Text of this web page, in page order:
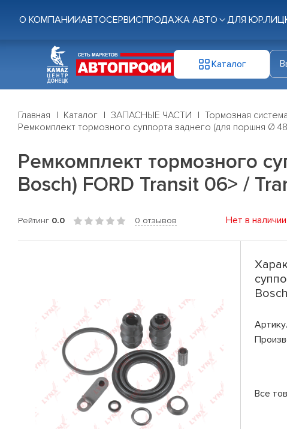
О КОМПАНИИАВТОСЕРВИСПРОДАЖА АВТО ДЛЯ ЮР.ЛИЦ
Каталог
Главная Каталог ЗАПАСНЫЕ ЧАСТИ Тормозная система
Ремкомплект тормозного суппорта заднего (для поршня Ø
Ремкомплект тормозного
Bosch) FORD Transit 06> /
Рейтинг 0.0 0 отзывов Нет в наличии
Все